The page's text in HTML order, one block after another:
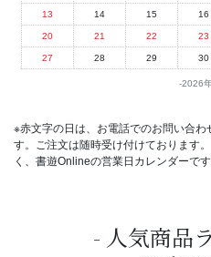
2026
13 14 15 16
20 21 22 23
27 28 29 30
※赤文字の日は、お電話でのお問い合
す。ご注文は随時受け付けております
く、書遊Onlineの営業日カレンダーです
人気商品